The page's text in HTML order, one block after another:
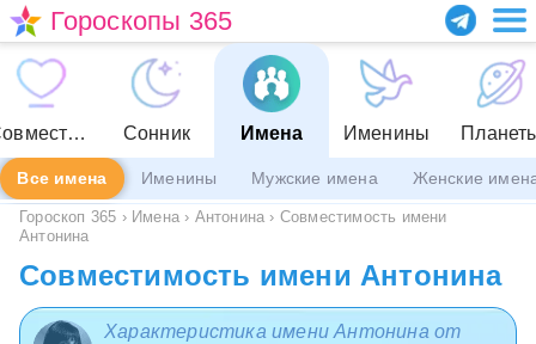
Гороскопы 365
Совместимость Сонник Имена Именины
Все имена Именины Мужские имена Женские
Гороскоп 365 › Имена › Антонина › Совместимость имени
Антонина
Совместимость имени Антонина
Характеристика имени Антонина от